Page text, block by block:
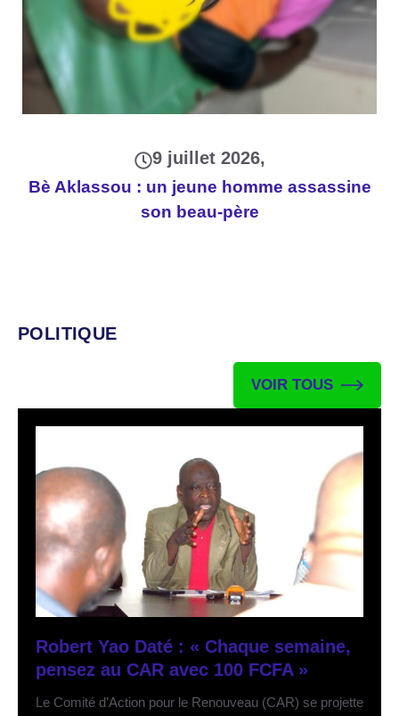
9 juillet 2026
Bè Aklassou : un jeune homme assassine
son beau-père
POLITIQUE
VOIR TOUS
Robert Yao Daté : « Chaque semaine,
pensez au CAR avec 100 FCFA »
Le Comité d’Action pour le Renouveau (CAR) se projette